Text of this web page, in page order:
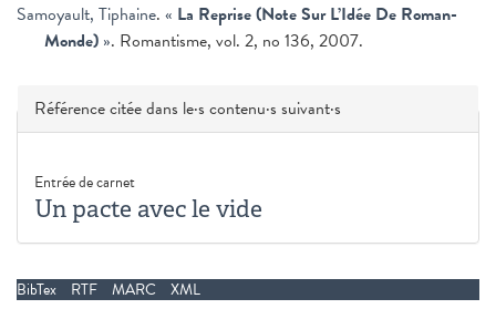
Samoyault, Tiphaine. « La Reprise (Note Sur L’Idée De Roman-
Monde) ». Romantisme, vol. 2, no 136, 2007.
Masquer
Référence citée dans le·s contenu·s suivant·s
Entrée de carnet
Un pacte avec le vide
BibTex RTF MARC XML